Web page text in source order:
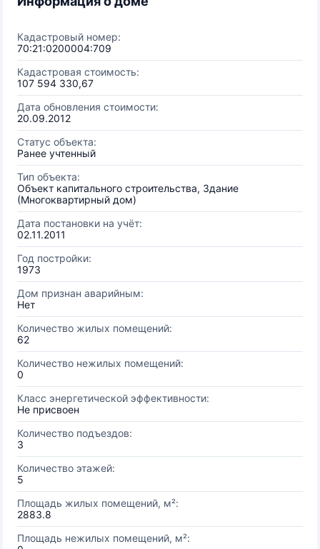
Кадастровый номер:
70:21:0200004:709
Кадастровая стоимость:
107 594 330,67
Дата обновления стоимости:
20.09.2012
Статус объекта:
Ранее учтенный
Тип объекта:
Объект капитального строительства, Здание
(Многоквартирный дом)
Дата постановки на учёт:
02.11.2011
Год постройки:
1973
Дом признан аварийным:
Нет
Количество жилых помещений:
62
Количество нежилых помещений:
0
Класс энергетической эффективности:
Не присвоен
Количество подъездов:
3
Количество этажей:
5
Площадь жилых помещений, м²:
2883.8
Площадь нежилых помещений, м²: